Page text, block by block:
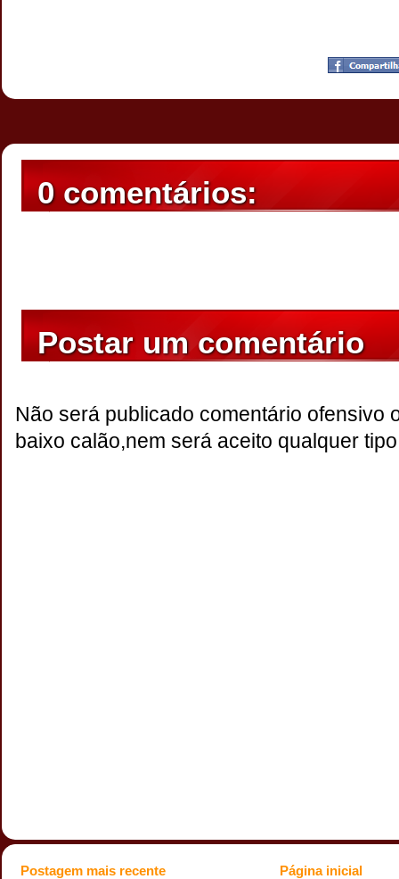
22:02
0 comentários:
Postar um comentário
Não será publicado comentário ofensivo
baixo calão,nem será aceito qualquer
Postagem mais recente Página inicial